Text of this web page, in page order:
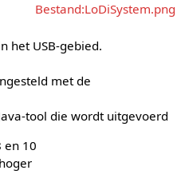
Bestand:LoDiSystem.png
het USB-gebied.
met de
tool die wordt uitgevoerd
en 10